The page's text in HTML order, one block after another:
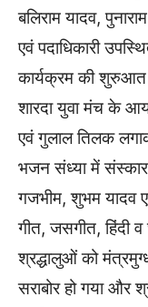
बलिराम यादव,
एवं पदाधिकारी
कार्यक्रम की शुरुआत
शारदा युवा मंच के
एवं गुलाल तिलक
भजन संध्या में
गजभीम, शुभम यादव
गीत, जसगीत, हिंदी व
श्रद्धालुओं को
सराबोर हो गया और